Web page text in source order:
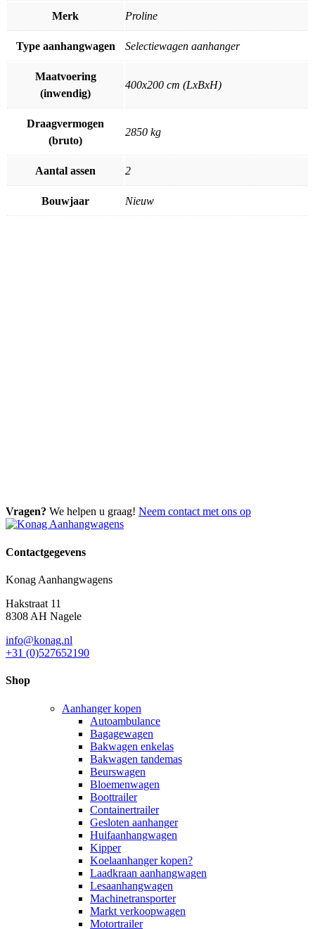
Merk Proline
Type aanhangwagen Selectiewagen aanhanger
Maatvoering
(inwendig)
400x200 cm (LxBxH)
Draagvermogen
(bruto)
2850 kg
Aantal assen 2
Bouwjaar Nieuw
Vragen? We helpen u graag! Neem contact met ons op
Contactgegevens
Konag Aanhangwagens
Hakstraat 11
8308 AH Nagele
info@konag.nl
+31 (0)527652190
Shop
Aanhanger kopen
Autoambulance
Bagagewagen
Bakwagen enkelas
Bakwagen tandemas
Beurswagen
Bloemenwagen
Boottrailer
Containertrailer
Gesloten aanhanger
Huifaanhangwagen
Kipper
Koelaanhanger kopen?
Laadkraan aanhangwagen
Lesaanhangwagen
Machinetransporter
Markt verkoopwagen
Motortrailer